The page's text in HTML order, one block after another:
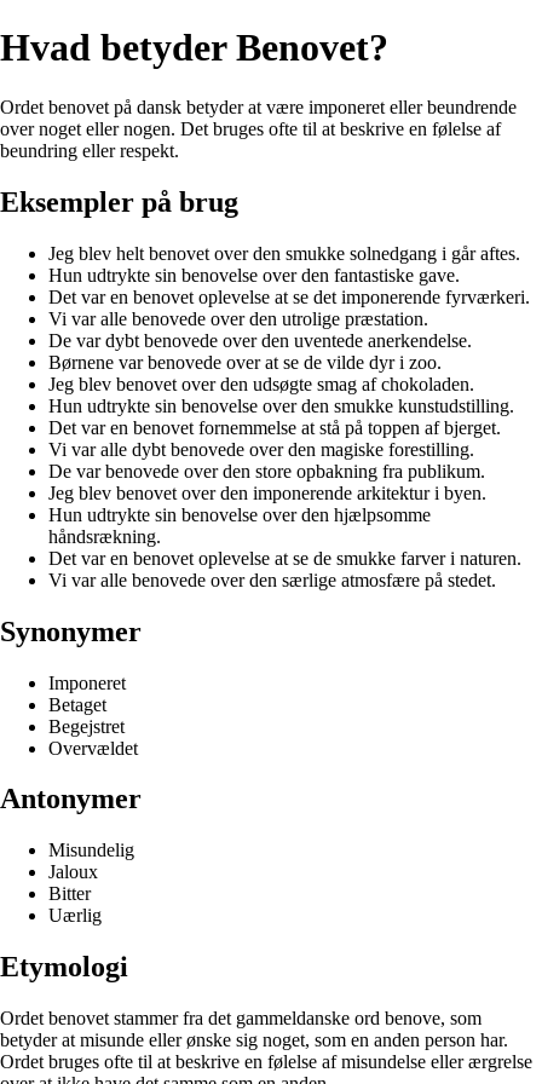
Hvad betyder Benovet?
Ordet benovet på dansk betyder at være imponeret eller beundrende
over noget eller nogen. Det bruges ofte til at beskrive en følelse af
beundring eller respekt.
Eksempler på brug
Jeg blev helt benovet over den smukke solnedgang i går aftes.
Hun udtrykte sin benovelse over den fantastiske gave.
Det var en benovet oplevelse at se det imponerende fyrværkeri.
Vi var alle benovede over den utrolige præstation.
De var dybt benovede over den uventede anerkendelse.
Børnene var benovede over at se de vilde dyr i zoo.
Jeg blev benovet over den udsøgte smag af chokoladen.
Hun udtrykte sin benovelse over den smukke kunstudstilling.
Det var en benovet fornemmelse at stå på toppen af bjerget.
Vi var alle dybt benovede over den magiske forestilling.
De var benovede over den store opbakning fra publikum.
Jeg blev benovet over den imponerende arkitektur i byen.
Hun udtrykte sin benovelse over den hjælpsomme
håndsrækning.
Det var en benovet oplevelse at se de smukke farver i naturen.
Vi var alle benovede over den særlige atmosfære på stedet.
Synonymer
Imponeret
Betaget
Begejstret
Overvældet
Antonymer
Misundelig
Jaloux
Bitter
Uærlig
Etymologi
Ordet benovet stammer fra det gammeldanske ord benove, som
betyder at misunde eller ønske sig noget, som en anden person har.
Ordet bruges ofte til at beskrive en følelse af misundelse eller ærgrelse